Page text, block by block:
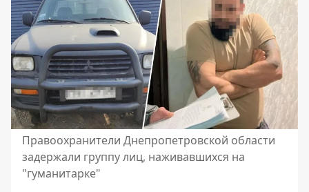
Правоохранители Днепропетровской области
задержали группу лиц, наживавшихся на
"гуманитарке"